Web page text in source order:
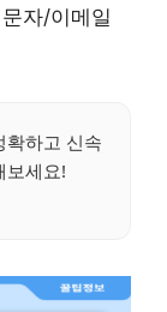
자/이메일
확하고 신속
보세요!